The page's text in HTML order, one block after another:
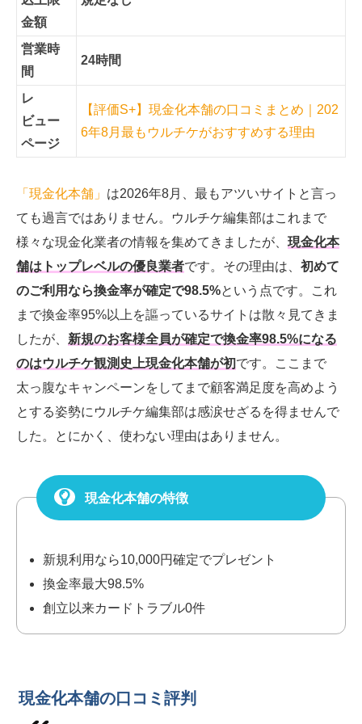
金額
営業時
間
24時間
レ
ビュー
ページ
【評価S+】現金化本舗の口コミまとめ｜202
6年8月最もウルチケがおすすめする理由
「現金化本舗」 は2026年8月、最もアツいサイトと言っ
ても過言ではありません。ウルチケ編集部はこれまで
様々な現金化業者の情報を集めてきましたが、 現金化本
舗はトップレベルの優良業者です。その理由は、 初めて
のご利用なら換金率が確定で98.5%という点です。これ
まで換金率95%以上を謳っているサイトは散々見てきま
したが、 新規のお客様全員が確定で換金率98.5%になる
のはウルチケ観測史上現金化本舗が初です。
ここまで
太っ腹なキャンペーンをしてまで顧客満足度を高めよう
とする姿勢にウルチケ編集部は感涙せざるを得ませんで
した。とにかく、使わない理由はありません。
現金化本舗の特徴
新規利用なら10,000円確定でプレゼント
換金率最大98.5%
創立以来カードトラブル0件
現金化本舗の口コミ評判